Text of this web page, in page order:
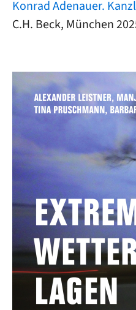
Konrad Adenauer.
C.H. Beck, München
Image